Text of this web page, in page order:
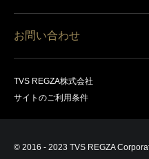
営業日カレンダー
会員規約
商品登録
お問い合わせ
TVS REGZA株式会社
サイトのご利用条件
© 2016 - 2023 TVS REGZA